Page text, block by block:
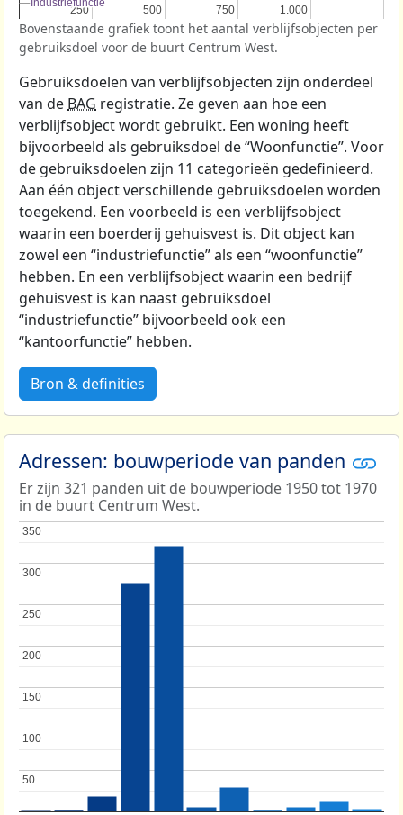
250
250 500
500 750
750 1.000
1.000
Industriefunctie
Industriefunctie
Bovenstaande grafiek toont het aantal verblijfsobjecten per
gebruiksdoel voor de buurt Centrum West.
Gebruiksdoelen van verblijfsobjecten zijn onderdeel
van de BAG registratie. Ze geven aan hoe een
verblijfsobject wordt gebruikt. Een woning heeft
bijvoorbeeld als gebruiksdoel de “Woonfunctie”. Voor
de gebruiksdoelen zijn 11 categorieën gedefinieerd.
Aan één object verschillende gebruiksdoelen worden
toegekend. Een voorbeeld is een verblijfsobject
waarin een boerderij gehuisvest is. Dit object kan
zowel een “industriefunctie” als een “woonfunctie”
hebben. En een verblijfsobject waarin een bedrijf
gehuisvest is kan naast gebruiksdoel
“industriefunctie” bijvoorbeeld ook een
“kantoorfunctie” hebben.
Bron & definities
Adressen: bouwperiode van panden
Er zijn 321 panden uit de bouwperiode 1950 tot 1970
in de buurt Centrum West.
50
50
100
100
150
150
200
200
250
250
300
300
350
350